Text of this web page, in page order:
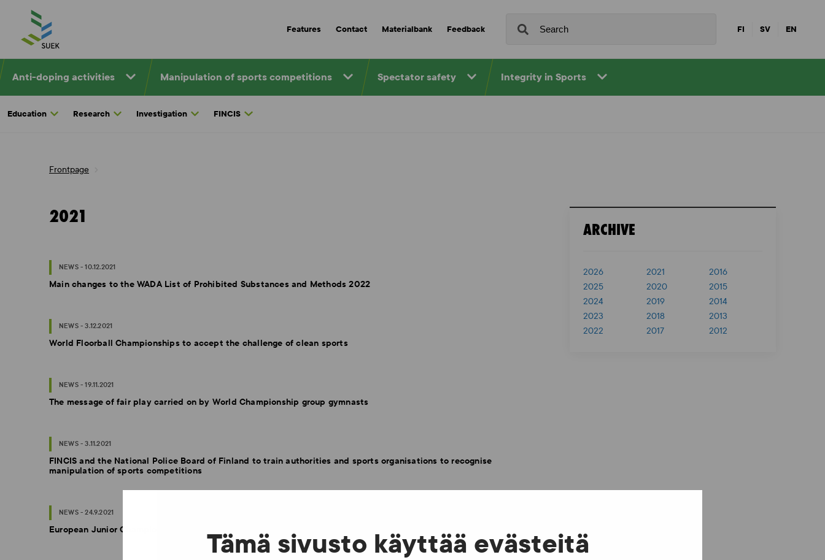
Tämä sivusto käyttää evästeitä
content
Features Contact Materialbank Feedback FI SV EN
Anti-doping activities Manipulation of sports competitions Spectator safety Integrity in Sports
Education Research Investigation FINCIS
Frontpage
2021
NEWS - 10.12.2021
Main changes to the WADA List of Prohibited Substances and Methods 2022
NEWS - 3.12.2021
World Floorball Championships to accept the challenge of clean sports
NEWS - 19.11.2021
The message of fair play carried on by World Championship group gymnasts
NEWS - 3.11.2021
FINCIS and the National Police Board of Finland to train authorities and sports organisations to recognise
manipulation of sports competitions
NEWS - 24.9.2021
European Junior Championships in weightlifting enters the fair play relay
ARCHIVE
2026
2025
2024
2023
2022
2021
2020
2019
2018
2017
2016
2015
2014
2013
2012